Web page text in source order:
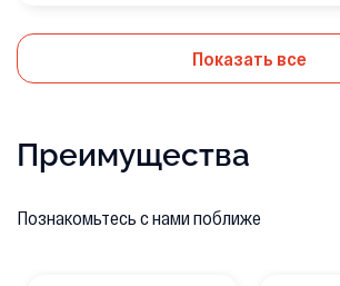
Показать все
Преимущества
Познакомьтесь с нами поближе